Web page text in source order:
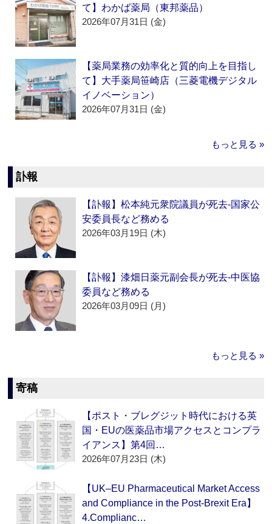
て】わかば薬局（東邦薬品）
2026年07月31日 (金)
【薬局業務の効率化と質的向上を目指し
て】大手薬局笹崎店（三菱電機デジタル
イノベーション）
2026年07月31日 (金)
もっと見る »
訃報
【訃報】松本純元衆院議員が死去‐国家公
安委員長など務める
2026年03月19日 (木)
【訃報】漆畑日薬元副会長が死去‐中医協
委員など務める
2026年03月09日 (月)
もっと見る »
寄稿
【ポスト・ブレグジット時代における英
国・EUの医薬品市場アクセスとコンプラ
イアンス】第4回…
2026年07月23日 (木)
【UK–EU Pharmaceutical Market Access
and Compliance in the Post-Brexit Era】
4.Complianc…